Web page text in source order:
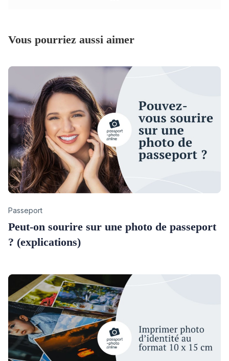
Vous pourriez aussi aimer
Category
Passeport
Peut-on sourire sur une photo de passeport
? (explications)